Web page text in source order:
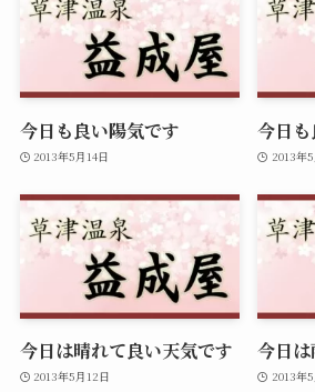
今日も良い陽気です
2013年5月14日
今日
2013年
今日は晴れて良い天気です
2013年5月12日
今日
2013年